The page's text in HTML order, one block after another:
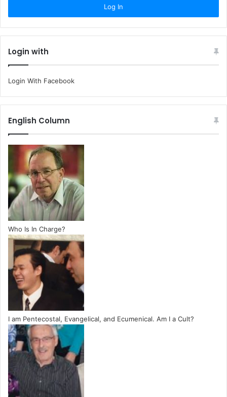
Login with
Login With Facebook
English Column
Who Is In Charge?
I am Pentecostal, Evangelical, and Ecumenical. Am I a Cult?